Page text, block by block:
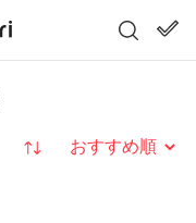
並び替え